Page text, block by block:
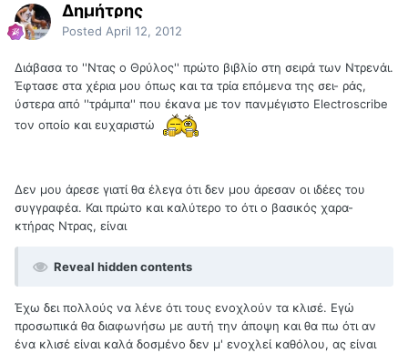
Δημήτρης
Posted April 12, 2012
Διάβασα το ''Ντας ο Θρύλος'' πρώτο βιβλίο στη σειρά των Ντρενάι.
Έφτασε στα χέρια μου όπως και τα τρία επόμενα της σει- ράς,
ύστερα από ''τράμπα'' που έκανα με τον πανμέγιστο Electroscribe
τον οποίο και ευχαριστώ
Δεν μου άρεσε γιατί θα έλεγα ότι δεν μου άρεσαν οι ιδέες του
συγγραφέα. Και πρώτο και καλύτερο το ότι ο βασικός χαρα-
κτήρας Ντρας, είναι
Reveal hidden contents
Έχω δει πολλούς να λένε ότι τους ενοχλούν τα κλισέ. Εγώ
προσωπικά θα διαφωνήσω με αυτή την άποψη και θα πω ότι αν
ένα κλισέ είναι καλά δοσμένο δεν μ' ενοχλεί καθόλου, ας είναι